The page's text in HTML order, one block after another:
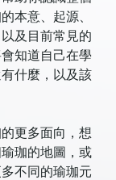
本意、起源、
及目前常見的
知道自己在學
什麼，以及該
更多面向，想
珈的地圖，或
不同的瑜珈元